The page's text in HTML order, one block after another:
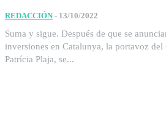
REDACCIÓN - 13/10/2022
Suma y sigue. Después de que se
inversiones en Catalunya, la portavoz
Patrícia Plaja, se...